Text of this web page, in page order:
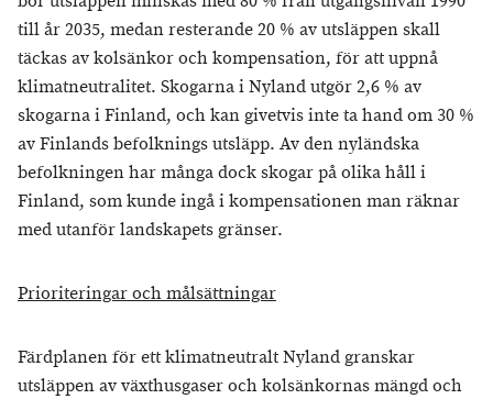
till år 2035, medan resterande 20 % av utsläppen skall
täckas av kolsänkor och kompensation, för att uppnå
klimatneutralitet. Skogarna i Nyland utgör 2,6 % av
skogarna i Finland, och kan givetvis inte ta hand om 30 %
av Finlands befolknings utsläpp. Av den nyländska
befolkningen har många dock skogar på olika håll i
Finland, som kunde ingå i kompensationen man räknar
med utanför landskapets gränser.
Prioriteringar och målsättningar
Färdplanen för ett klimatneutralt Nyland granskar
utsläppen av växthusgaser och kolsänkornas mängd och